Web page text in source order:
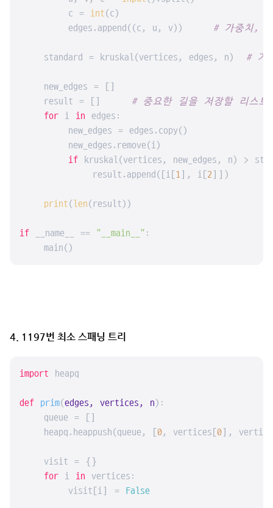
        c =
int(c)
        edges.append((c, u, v))
# 가중치,
    standard = kruskal(vertices, edges, n)
# 기
    new_edges = []
    result = []
# 중요한 길을 저장할 리스트
for i in edges:
        new_edges = edges.copy()
        new_edges.remove(i)
if kruskal(vertices, new_edges, n) >
            result.append([i[
1], i[2]])
print(len(result))
if __name__ == "__main__" :
    main()
4. 1197번 최소 스패닝 트리
import heapq
def prim(edges, vertices, n):
    queue = []
    heapq.heappush(queue, [
0, vertices[0],
    visit = {}
for i in vertices:
        visit[i] =
False